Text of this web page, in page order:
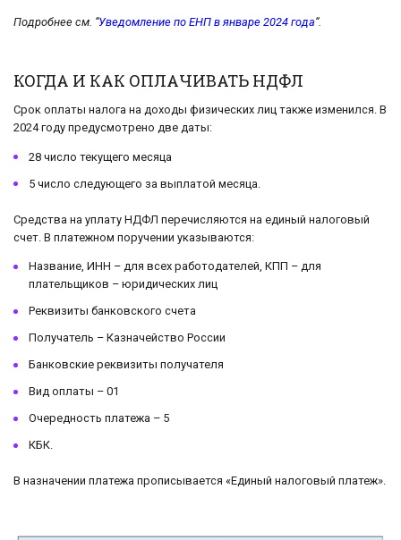
Подробнее см. “Уведомление по ЕНП в январе 2024 года“.
КОГДА И КАК ОПЛАЧИВАТЬ НДФЛ
Срок оплаты налога на доходы физических лиц также изменился. В
2024 году предусмотрено две даты:
28 число текущего месяца
5 число следующего за выплатой месяца.
Средства на уплату НДФЛ перечисляются на единый налоговый
счет. В платежном поручении указываются:
Название, ИНН – для всех работодателей, КПП – для
плательщиков – юридических лиц
Реквизиты банковского счета
Получатель – Казначейство России
Банковские реквизиты получателя
Вид оплаты – 01
Очередность платежа – 5
КБК.
В назначении платежа прописывается «Единый налоговый платеж».